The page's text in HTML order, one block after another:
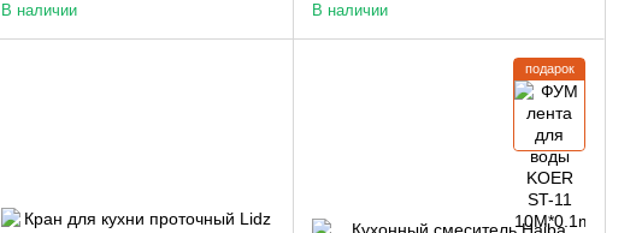
В наличии В наличии
подарок